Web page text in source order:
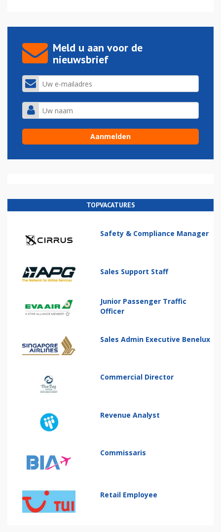
Meld u aan voor de
nieuwsbrief
TOPVACATURES
Safety & Compliance Manager
Sales Support Staff
Junior Passenger Traffic
Officer
Sales Admin Executive Benelux
Commercial Director
Revenue Analyst
Commissaris
Retail Employee